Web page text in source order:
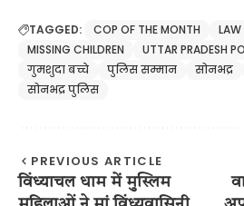
TAGGED: COP OF THE MONTH
LAW
MISSING CHILDREN
UTTAR PRADESH
गुमशुदा बच्चे
पुलिस सम्मान सोनभद्र
सोनभद्र पुलिस
PREVIOUS ARTICLE
विंध्याचल धाम में मुस्लिम